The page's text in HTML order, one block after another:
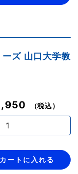
ズ 山口大学教
（税込）
カートに入れる